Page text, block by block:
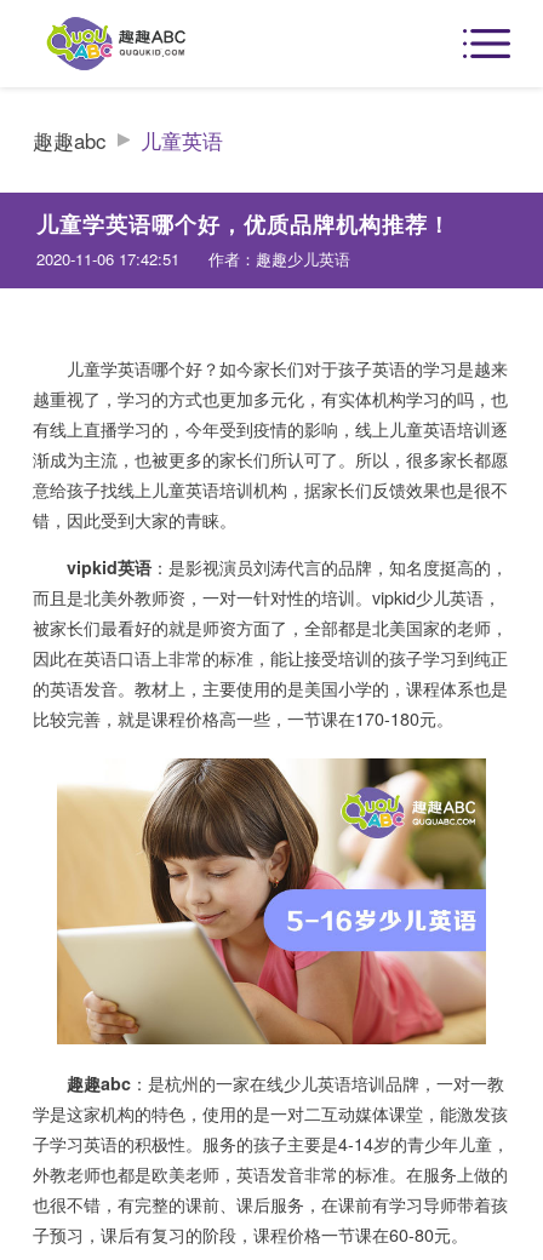
趣趣abc 儿童英语
儿童学英语哪个好，优质品牌机构推荐！
2020-11-06 17:42:51 作者：趣趣少儿英语
儿童学英语哪个好？如今家长们对于孩子英语的学习是越来
越重视了，学习的方式也更加多元化，有实体机构学习的吗，也
有线上直播学习的，今年受到疫情的影响，线上儿童英语培训逐
渐成为主流，也被更多的家长们所认可了。所以，很多家长都愿
意给孩子找线上儿童英语培训机构，据家长们反馈效果也是很不
错，因此受到大家的青睐。
vipkid英语：是影视演员刘涛代言的品牌，知名度挺高的，
而且是北美外教师资，一对一针对性的培训。vipkid少儿英语，
被家长们最看好的就是师资方面了，全部都是北美国家的老师，
因此在英语口语上非常的标准，能让接受培训的孩子学习到纯正
的英语发音。教材上，主要使用的是美国小学的，课程体系也是
比较完善，就是课程价格高一些，一节课在170-180元。
趣趣abc ：是杭州的一家在线少儿英语培训品牌，一对一教
学是这家机构的特色，使用的是一对二互动媒体课堂，能激发孩
子学习英语的积极性。服务的孩子主要是4-14岁的青少年儿童，
外教老师也都是欧美老师，英语发音非常的标准。在服务上做的
也很不错，有完整的课前、课后服务，在课前有学习导师带着孩
子预习，课后有复习的阶段，课程价格一节课在60-80元。